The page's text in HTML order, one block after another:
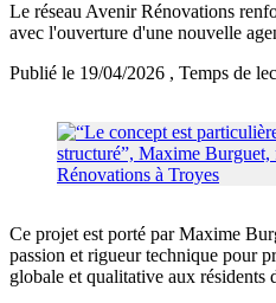
Le réseau Avenir Rénovations
avec l'ouverture d'une nouvelle
Publié le 19/04/2026 , Temps de
Ce projet est porté par Maxime
passion et rigueur technique pour
globale et qualitative aux résidents